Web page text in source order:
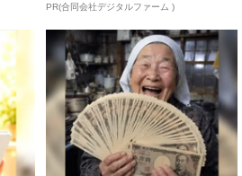
PR(合同会社デジタルファーム )